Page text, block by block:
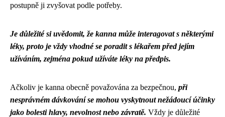
postupně ji zvyšovat podle potřeby.
Je důležité si uvědomit, že kanna může interagovat s některými
léky, proto je vždy vhodné se poradit s lékařem před jejím
užíváním, zejména pokud užíváte léky na předpis.
Ačkoliv je kanna obecně považována za bezpečnou, při
nesprávném dávkování se mohou vyskytnout nežádoucí účinky
jako bolesti hlavy, nevolnost nebo závratě. Vždy je důležité